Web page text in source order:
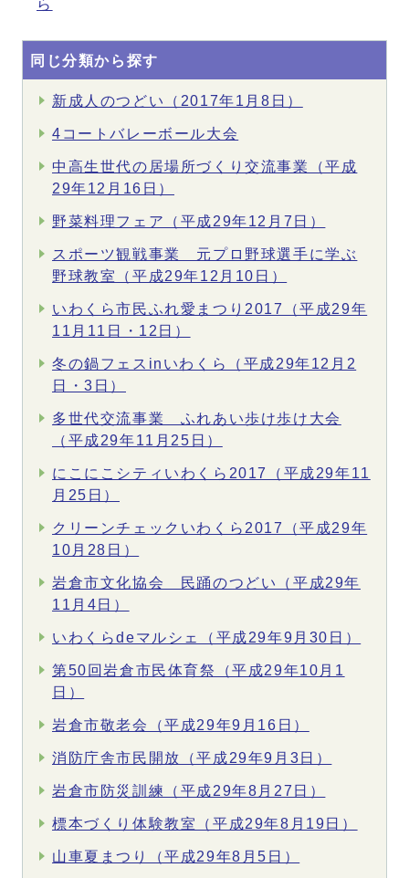
ら
同じ分類から探す
新成人のつどい（2017年1月8日）
4コートバレーボール大会
中高生世代の居場所づくり交流事業（平成
29年12月16日）
野菜料理フェア（平成29年12月7日）
スポーツ観戦事業 元プロ野球選手に学ぶ
野球教室（平成29年12月10日）
いわくら市民ふれ愛まつり2017（平成29年
11月11日・12日）
冬の鍋フェスinいわくら（平成29年12月2
日・3日）
多世代交流事業 ふれあい歩け歩け大会
（平成29年11月25日）
にこにこシティいわくら2017（平成29年11
月25日）
クリーンチェックいわくら2017（平成29年
10月28日）
岩倉市文化協会 民踊のつどい（平成29年
11月4日）
いわくらdeマルシェ（平成29年9月30日）
第50回岩倉市民体育祭（平成29年10月1
日）
岩倉市敬老会（平成29年9月16日）
消防庁舎市民開放（平成29年9月3日）
岩倉市防災訓練（平成29年8月27日）
標本づくり体験教室（平成29年8月19日）
山車夏まつり（平成29年8月5日）